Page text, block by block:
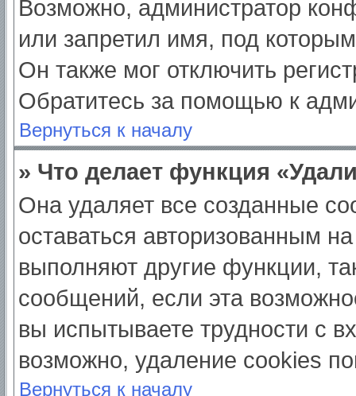
Возможно, администратор
или запретил имя, под
Он также мог отключить
Обратитесь за помощью к
Вернуться к началу
» Что делает функция
Она удаляет все созданные
оставаться авторизованным
выполняют другие функции,
сообщений, если эта
вы испытываете трудности с
возможно, удаление cookies
Вернуться к началу